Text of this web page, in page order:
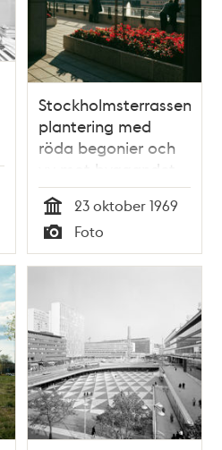
Stockholmsterrassen;
plantering med
röda begonier och
vy mot byggandet
av Kulturhuset
Tid
23 oktober 1969
Typ
Foto